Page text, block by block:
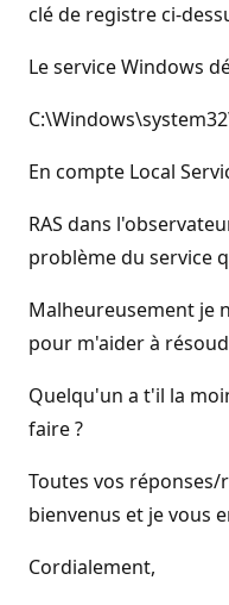
clé de registre ci-
Le service Windows
En compte Local
RAS dans
problème du service
Malheureusement je
pour m'aider à
Quelqu'un a t'il la
faire ?
Toutes vos
bienvenus et je vous
Cordialement,